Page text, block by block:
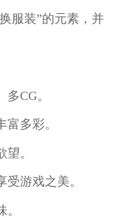
服装”的元素，并
CG。
多彩。
。
游戏之美。